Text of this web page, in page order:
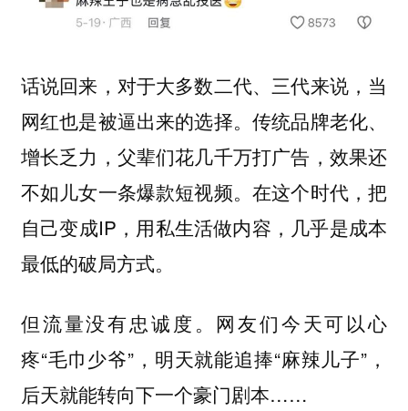
话说回来，对于大多数二代、三代来说，当
网红也是被逼出来的选择。传统品牌老化、
增长乏力，父辈们花几千万打广告，效果还
不如儿女一条爆款短视频。在这个时代，把
自己变成IP，用私生活做内容，几乎是成本
最低的破局方式。
但流量没有忠诚度。网友们今天可以心
疼“毛巾少爷”，明天就能追捧“麻辣儿子”，
后天就能转向下一个豪门剧本……